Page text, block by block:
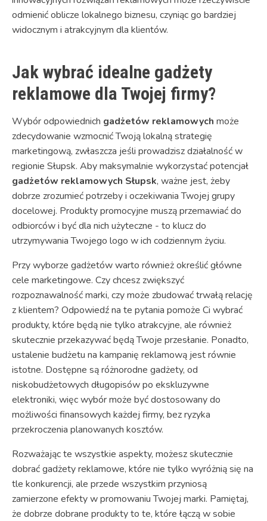
odmienić oblicze lokalnego biznesu, czyniąc go bardziej
widocznym i atrakcyjnym dla klientów.
Jak wybrać idealne gadżety
reklamowe dla Twojej firmy?
Wybór odpowiednich gadżetów reklamowych może
zdecydowanie wzmocnić Twoją lokalną strategię
marketingową, zwłaszcza jeśli prowadzisz działalność w
regionie Słupsk. Aby maksymalnie wykorzystać potencjał
gadżetów reklamowych Słupsk, ważne jest, żeby
dobrze zrozumieć potrzeby i oczekiwania Twojej grupy
docelowej. Produkty promocyjne muszą przemawiać do
odbiorców i być dla nich użyteczne - to klucz do
utrzymywania Twojego logo w ich codziennym życiu.
Przy wyborze gadżetów warto również określić główne
cele marketingowe. Czy chcesz zwiększyć
rozpoznawalność marki, czy może zbudować trwałą relację
z klientem? Odpowiedź na te pytania pomoże Ci wybrać
produkty, które będą nie tylko atrakcyjne, ale również
skutecznie przekazywać będą Twoje przesłanie. Ponadto,
ustalenie budżetu na kampanię reklamową jest równie
istotne. Dostępne są różnorodne gadżety, od
niskobudżetowych długopisów po ekskluzywne
elektroniki, więc wybór może być dostosowany do
możliwości finansowych każdej firmy, bez ryzyka
przekroczenia planowanych kosztów.
Rozważając te wszystkie aspekty, możesz skutecznie
dobrać gadżety reklamowe, które nie tylko wyróżnią się na
tle konkurencji, ale przede wszystkim przyniosą
zamierzone efekty w promowaniu Twojej marki. Pamiętaj,
że dobrze dobrane produkty to te, które łączą w sobie